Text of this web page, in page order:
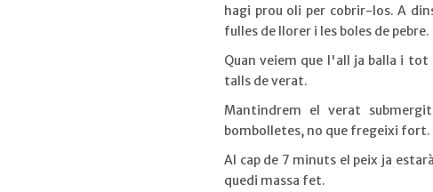
hagi prou oli per cobrir-los. A
fulles de llorer i les boles de pebre.
Quan veiem que l'all ja balla i
talls de verat.
Mantindrem el verat
bombolletes, no que fregeixi
Al cap de 7 minuts el peix ja
quedi massa fet.